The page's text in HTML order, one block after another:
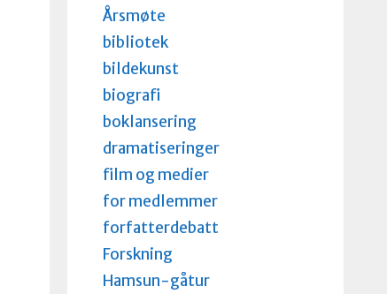
Årsmøte
bibliotek
bildekunst
biografi
boklansering
dramatiseringer
film og medier
for medlemmer
forfatterdebatt
Forskning
Hamsun-gåtur